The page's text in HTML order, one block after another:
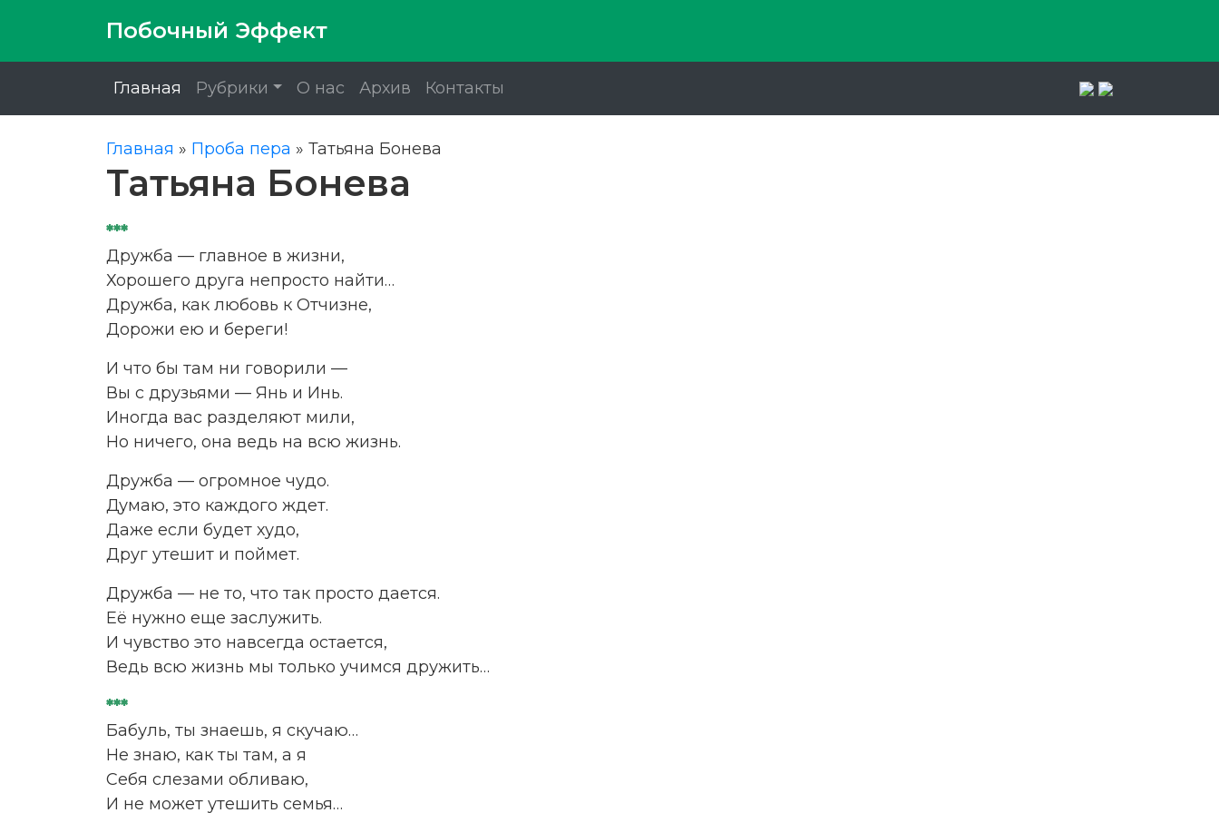
Побочный Эффект
Главная Рубрики О нас Архив Контакты
Главная » Проба пера » Татьяна Бонева
Татьяна Бонева
***
Дружба — главное в жизни,
Хорошего друга непросто найти…
Дружба, как любовь к Отчизне,
Дорожи ею и береги!
И что бы там ни говорили —
Вы с друзьями — Янь и Инь.
Иногда вас разделяют мили,
Но ничего, она ведь на всю жизнь.
Дружба — огромное чудо.
Думаю, это каждого ждет.
Даже если будет худо,
Друг утешит и поймет.
Дружба — не то, что так просто дается.
Её нужно еще заслужить.
И чувство это навсегда остается,
Ведь всю жизнь мы только учимся дружить…
***
Бабуль, ты знаешь, я скучаю…
Не знаю, как ты там, а я
Себя слезами обливаю,
И не может утешить семья…